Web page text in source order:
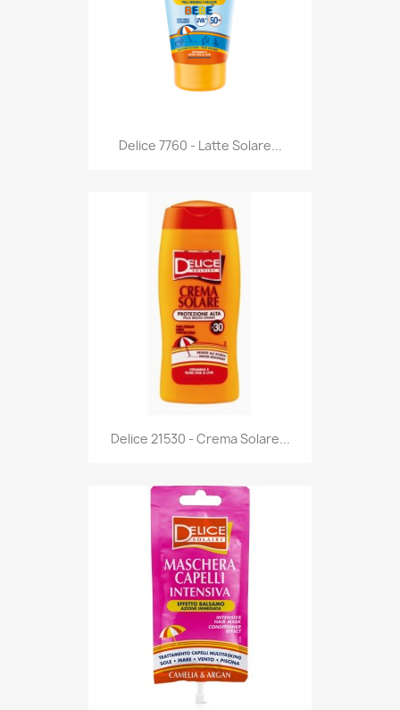
Anteprima
Delice 7760 - Latte Solare...
Anteprima
Delice 21530 - Crema Solare...